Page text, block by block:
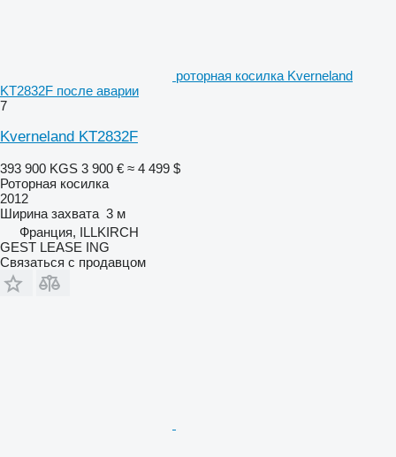
роторная косилка Kverneland
KT2832F после аварии
7
Kverneland KT2832F
393 900 KGS 3 900 € ≈ 4 499 $
Роторная косилка
2012
Ширина захвата 3 м
Франция, ILLKIRCH
GEST LEASE ING
Связаться с продавцом